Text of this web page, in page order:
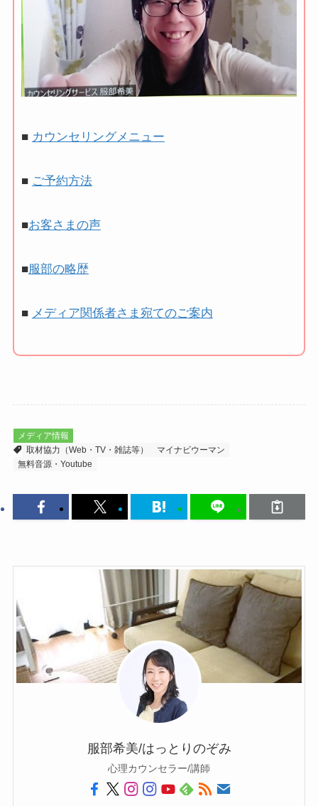
■ カウンセリングメニュー
■ ご予約方法
■お客さまの声
■服部の略歴
■ メディア関係者さま宛てのご案内
メディア情報
取材協力（Web・TV・雑誌等）
マイナビウーマン
無料音源・Youtube
服部希美/はっとりのぞみ
心理カウンセラー/講師